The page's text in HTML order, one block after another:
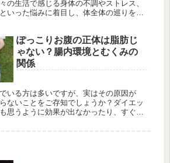
の生活で感じる身体の不調やストレス、
いった悩みに着目し、体全体の巡りを改
ぽっこりお腹の正体は脂肪じ
ゃない？腸内環境とむくみの
関係
いる方は多いですが、実はその原因が
ないことをご存知でしょうか？ダイエッ
思うように効果が出なかったり、すぐに